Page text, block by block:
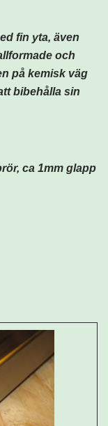
fin yta, även
och
på kemisk väg
bibehålla sin
ca 1mm glapp